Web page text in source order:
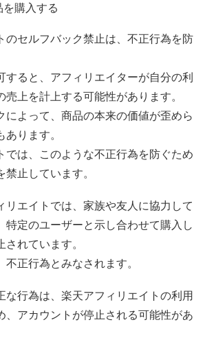
を購入する
のセルフバック禁止は、不正行為を防
すると、アフィリエイターが自分の利
売上を計上する可能性があります。
によって、商品の本来の価値が歪めら
ります。
では、このような不正行為を防ぐため
止しています。
リエイトでは、家族や友人に協力して
特定のユーザーと示し合わせて購入し
れています。
不正行為とみなされます。
な行為は、楽天アフィリエイトの利用
、アカウントが停止される可能性があ